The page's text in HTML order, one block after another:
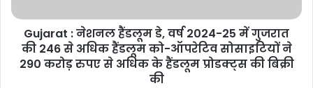
में
गुजरात
246
Gujarat : नेशनल हैंडलूम डे, वर्ष 2024-25 में गुजरात
की 246 से अधिक हैंडलूम को-ऑपरेटिव सोसाइटियों ने
290 करोड़ रुपए से अधिक के हैंडलूम प्रोडक्ट्स की बिक्री
की